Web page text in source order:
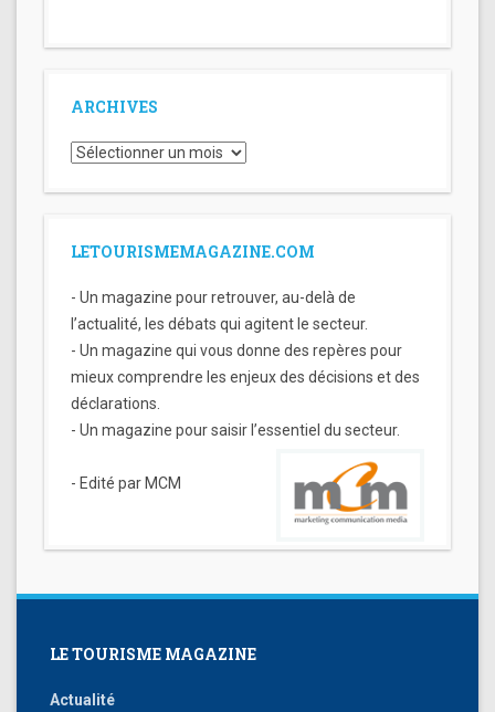
ARCHIVES
Archives
LETOURISMEMAGAZINE.COM
- Un magazine pour retrouver, au-delà de
l’actualité, les débats qui agitent le secteur.
- Un magazine qui vous donne des repères pour
mieux comprendre les enjeux des décisions et des
déclarations.
- Un magazine pour saisir l’essentiel du secteur.
- Edité par MCM
LE TOURISME MAGAZINE
Actualité